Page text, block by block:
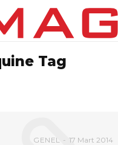
Tag
GENEL 17 Mart 2014